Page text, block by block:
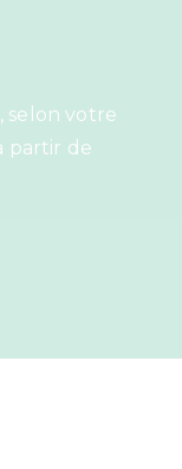
selon votre
partir de